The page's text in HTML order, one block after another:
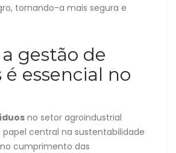
tornando-a mais segura e
gestão de
é essencial no
no setor agroindustrial
central na sustentabilidade
cumprimento das